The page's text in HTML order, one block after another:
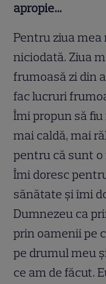
apropie…
Pentru ziua
niciodată. Ziua
frumoasă zi din
fac lucruri
Îmi propun să
mai caldă, mai
pentru că sunt o
Îmi doresc
sănătate şi îmi
Dumnezeu ca
prin oamenii pe
pe drumul meu
ce am de făcut.